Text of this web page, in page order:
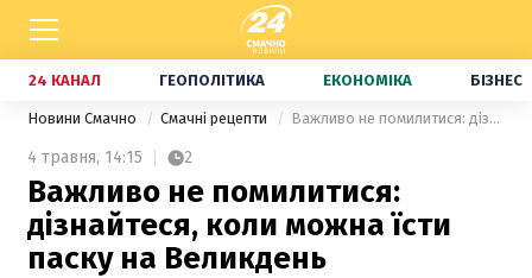
24 КАНАЛ ГЕОПОЛІТИКА ЕКОНОМІКА БІЗНЕС
Новини Смачно Смачні рецепти Важливо не помилитися: дізнайтеся, коли можна їсти паску на Великдень
4 травня, 14:15 2
Важливо не помилитися:
дізнайтеся, коли можна їсти
паску на Великдень